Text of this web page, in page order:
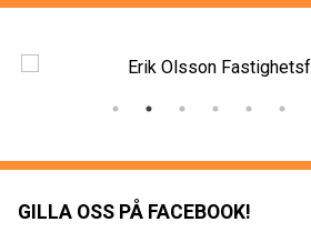
GILLA OSS PÅ FACEBOOK!